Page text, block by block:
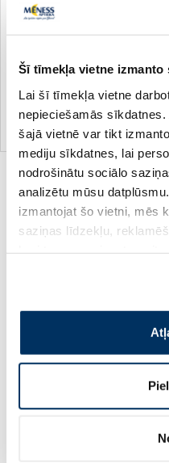
Šī tīmekļa vietne izmanto
Lai šī tīmekļa vietne
nepieciešamās
šajā vietnē var tikt
mediju sīkdatnes, lai
nodrošinātu sociālo
analizētu mūsu
izmantojat šo vietni, mēs
saziņas līdzekļu,
pakalpojumus. Ja
izmantošanai, lūdzu,
Pirkt
Standarta cena: 22.49 €
Parādīti 6
Tavi iemīļotie